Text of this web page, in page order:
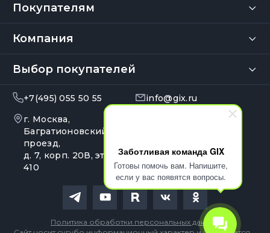
Заботливая команда GIX
Готовы помочь вам. Напишите,
если у вас появятся вопросы.
Покупателям
Компания
Выбор покупателей
+7(495) 055 50 55
info@gix.ru
г. Москва,
Багратионовский
проезд,
д. 7, корп. 20В, эт. 4, оф.
410
Политика обработки персональных данных